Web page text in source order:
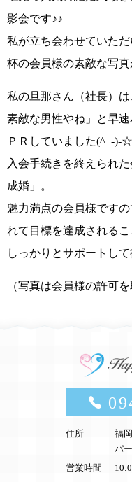
影会です♪♪
私が立ち会わせていただ
杯の会員様の素敵な写真
私の旦那さん（社長）は
素敵な男性やね」
と早
ＰＲしていました(^_-)-☆
入会手続きを終えられ
成婚」
。
魅力満点の会員様です
れて目標を達成されるこ
しっかりとサポートし
（写真は会員様の許可
住所
福
パ
営業時間